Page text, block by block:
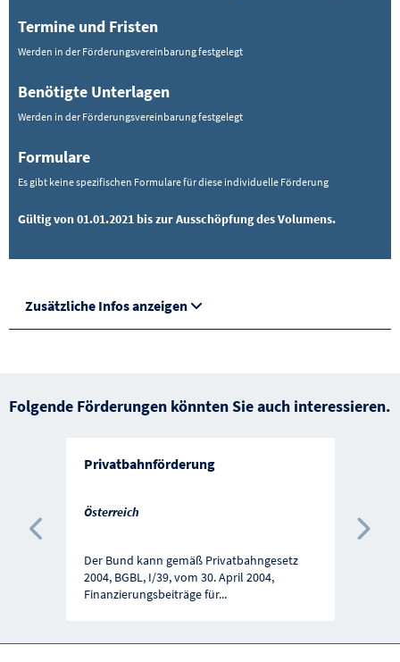
Termine und Fristen
Werden in der Förderungsvereinbarung festgelegt
Benötigte Unterlagen
Werden in der Förderungsvereinbarung festgelegt
Formulare
Es gibt keine spezifischen Formulare für diese individuelle Förderung
Gültig von 01.01.2021 bis zur Ausschöpfung des Volumens.
Zusätzliche Infos anzeigen
Folgende Förderungen könnten Sie auch interessieren.
Privatbahnförderung
Österreich
Der Bund kann gemäß Privatbahngesetz
2004, BGBL, I/39, vom 30. April 2004,
Finanzierungsbeiträge für...
Vorherige Förderung